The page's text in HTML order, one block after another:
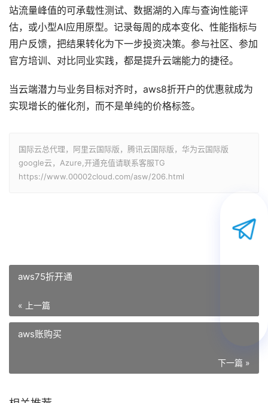
站流量峰值的可承载性测试、数据湖的入库与查询性能评
估，或小型AI应用原型。记录每周的成本变化、性能指标与
用户反馈，把结果转化为下一步投资决策。参与社区、参加
官方培训、对比同业实践，都是提升云端能力的捷径。
当云端潜力与业务目标对齐时，aws8折开户的优惠就成为
实现增长的催化剂，而不是单纯的价格标签。
国际云总代理，阿里云国际版，腾讯云国际版，华为云国际版
google云，Azure,开通充值请联系客服TG
https://www.00002cloud.com/asw/206.html
aws75折开通
« 上一篇
aws账购买
下一篇 »